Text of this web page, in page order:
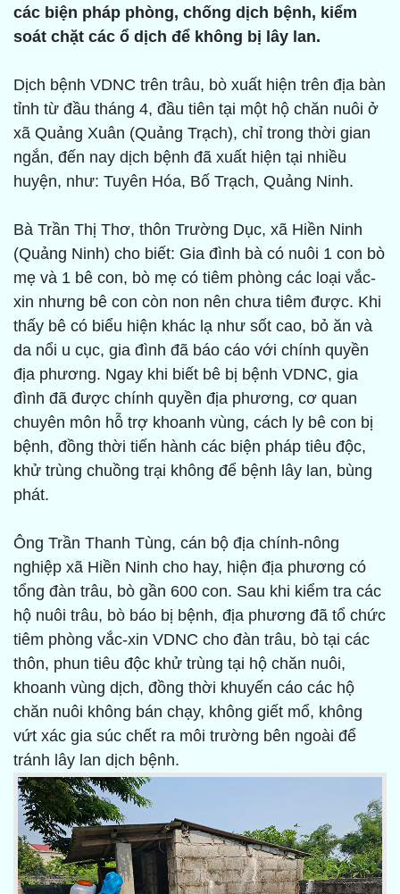
các biện pháp phòng, chống dịch bệnh, kiểm
soát chặt các ổ dịch để không bị lây lan.
Dịch bệnh VDNC trên trâu, bò xuất hiện trên địa bàn
tỉnh từ đầu tháng 4, đầu tiên tại một hộ chăn nuôi ở
xã Quảng Xuân (Quảng Trạch), chỉ trong thời gian
ngắn, đến nay dịch bệnh đã xuất hiện tại nhiều
huyện, như: Tuyên Hóa, Bố Trạch, Quảng Ninh.
Bà Trần Thị Thơ, thôn Trường Dục, xã Hiền Ninh
(Quảng Ninh) cho biết: Gia đình bà có nuôi 1 con bò
mẹ và 1 bê con, bò mẹ có tiêm phòng các loại vắc-
xin nhưng bê con còn non nên chưa tiêm được. Khi
thấy bê có biểu hiện khác lạ như sốt cao, bỏ ăn và
da nổi u cục, gia đình đã báo cáo với chính quyền
địa phương. Ngay khi biết bê bị bệnh VDNC, gia
đình đã được chính quyền địa phương, cơ quan
chuyên môn hỗ trợ khoanh vùng, cách ly bê con bị
bệnh, đồng thời tiến hành các biện pháp tiêu độc,
khử trùng chuồng trại không để bệnh lây lan, bùng
phát.
Ông Trần Thanh Tùng, cán bộ địa chính-nông
nghiệp xã Hiền Ninh cho hay, hiện địa phương có
tổng đàn trâu, bò gần 600 con. Sau khi kiểm tra các
hộ nuôi trâu, bò báo bị bệnh, địa phương đã tổ chức
tiêm phòng vắc-xin VDNC cho đàn trâu, bò tại các
thôn, phun tiêu độc khử trùng tại hộ chăn nuôi,
khoanh vùng dịch, đồng thời khuyến cáo các hộ
chăn nuôi không bán chạy, không giết mổ, không
vứt xác gia súc chết ra môi trường bên ngoài để
tránh lây lan dịch bệnh.